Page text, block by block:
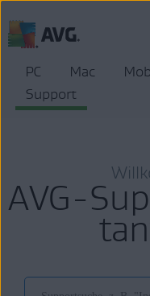
PC Mac
Support
AVG-